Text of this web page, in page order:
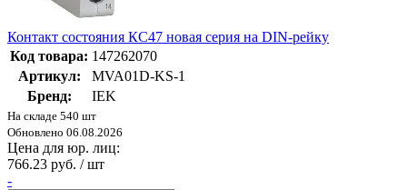
Контакт состояния КС47 новая серия на DIN-рейку
Код товара: 147262070
Артикул:
MVA01D-KS-1
Бренд:
IEK
На складе 540 шт
Обновлено 06.08.2026
Цена для юр. лиц:
766.23 руб. / шт
-